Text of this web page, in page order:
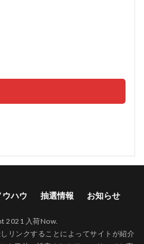
ウハウ 抽選情報 お知らせ
2021 入荷Now.
リンクすることによってサイトが紹介